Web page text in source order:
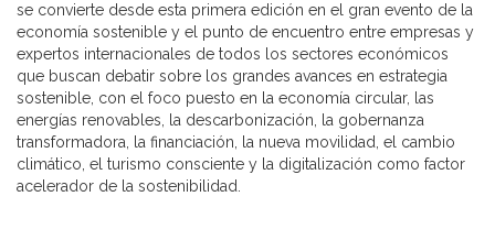
se convierte desde esta primera edición en el gran evento de la
economía sostenible y el punto de encuentro entre empresas y
expertos internacionales de todos los sectores económicos
que buscan debatir sobre los grandes avances en estrategia
sostenible, con el foco puesto en la economía circular, las
energías renovables, la descarbonización, la gobernanza
transformadora, la financiación, la nueva movilidad, el cambio
climático, el turismo consciente y la digitalización como factor
acelerador de la sostenibilidad.